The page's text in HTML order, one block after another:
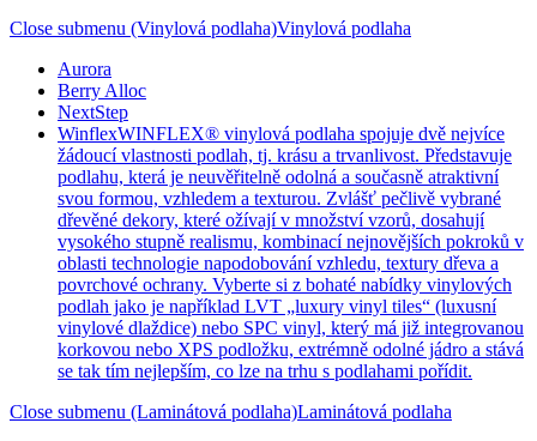
Close submenu (Vinylová podlaha)Vinylová podlaha
Aurora
Berry Alloc
NextStep
WinflexWINFLEX® vinylová podlaha spojuje dvě nejvíce
žádoucí vlastnosti podlah, tj. krásu a trvanlivost. Představuje
podlahu, která je neuvěřitelně odolná a současně atraktivní
svou formou, vzhledem a texturou. Zvlášť pečlivě vybrané
dřevěné dekory, které ožívají v množství vzorů, dosahují
vysokého stupně realismu, kombinací nejnovějších pokroků v
oblasti technologie napodobování vzhledu, textury dřeva a
povrchové ochrany. Vyberte si z bohaté nabídky vinylových
podlah jako je například LVT „luxury vinyl tiles“ (luxusní
vinylové dlaždice) nebo SPC vinyl, který má již integrovanou
korkovou nebo XPS podložku, extrémně odolné jádro a stává
se tak tím nejlepším, co lze na trhu s podlahami pořídit.
Close submenu (Laminátová podlaha)Laminátová podlaha